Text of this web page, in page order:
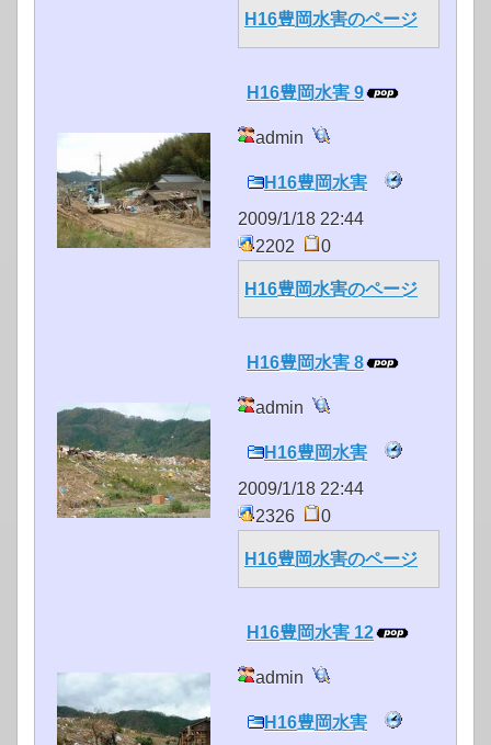
H16豊岡水害のページ
H16豊岡水害 9
admin
H16豊岡水害
2009/1/18 22:44
2202
0
H16豊岡水害のページ
H16豊岡水害 8
admin
H16豊岡水害
2009/1/18 22:44
2326
0
H16豊岡水害のページ
H16豊岡水害 12
admin
H16豊岡水害